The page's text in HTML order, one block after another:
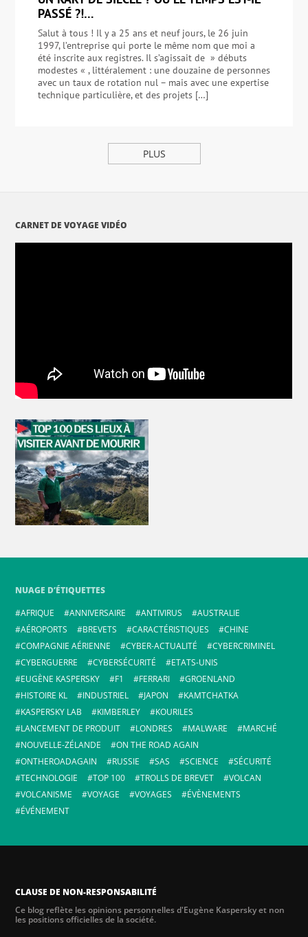
PASSÉ ?!…
Salut à tous ! Il y a 25 ans et neuf jours, le 26 juin
1997, l’entreprise qui porte le même nom que moi a
été inscrite aux registres. Il s’agissait de » débuts
modestes « , littéralement : une douzaine de personnes
avec un taux de rotation nul – mais avec une expertise
technique particulière, et des projets […]
PLUS
CARNET DE VOYAGE VIDÉO
NUAGE D’ÉTIQUETTES
AFRIQUE
ANNIVERSAIRE ANTIVIRUS
AUSTRALIE
AÉROPORTS
BREVETS CARACTÉRISTIQUES
CHINE
COMPAGNIE AÉRIENNE
CYBER-ACTUALITÉ
CYBERCRIMINEL
CYBERGUERRE
CYBERSÉCURITÉ
ETATS-UNIS
EUGÈNE KASPERSKY
F1 FERRARI
GROENLAND
HISTOIRE KL
INDUSTRIEL JAPON
KAMTCHATKA
KASPERSKY LAB
KIMBERLEY
KOURILES
LANCEMENT DE PRODUIT
LONDRES MALWARE
MARCHÉ
NOUVELLE-ZÉLANDE
ON THE ROAD AGAIN
ONTHEROADAGAIN
RUSSIE SAS SCIENCE
SÉCURITÉ
TECHNOLOGIE
TOP 100 TROLLS DE BREVET
VOLCAN
VOLCANISME
VOYAGE VOYAGES
ÉVÈNEMENTS
ÉVÉNEMENT
CLAUSE DE NON-RESPONSABILITÉ
Ce blog reflète les opinions personnelles d'Eugène Kaspersky et non
les positions officielles de la société.